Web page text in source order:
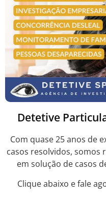
Detetive
Com quase 25 anos de
casos resolvidos, somos
em solução de casos
Clique abaixo e fale